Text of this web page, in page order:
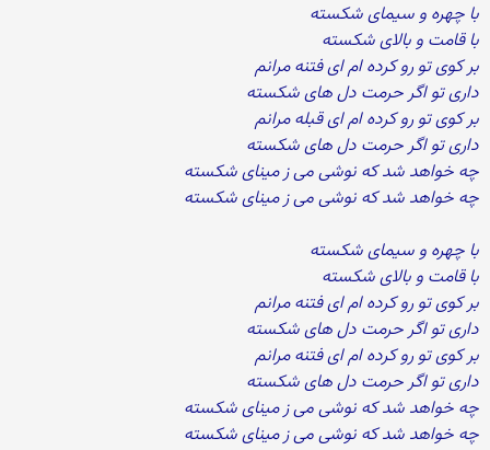
با چهره و سیمای شکسته
با قامت و بالای شکسته
بر کوی تو رو کرده ام ای فتنه مرانم
داری تو اگر حرمت دل های شکسته
بر کوی تو رو کرده ام ای قبله مرانم
داری تو اگر حرمت دل های شکسته
چه خواهد شد که نوشی می ز مینای شکسته
چه خواهد شد که نوشی می ز مینای شکسته
با چهره و سیمای شکسته
با قامت و بالای شکسته
بر کوی تو رو کرده ام ای فتنه مرانم
داری تو اگر حرمت دل های شکسته
بر کوی تو رو کرده ام ای فتنه مرانم
داری تو اگر حرمت دل های شکسته
چه خواهد شد که نوشی می ز مینای شکسته
چه خواهد شد که نوشی می ز مینای شکسته